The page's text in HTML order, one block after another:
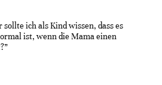
sollte ich als Kind wissen, dass es
ist, wenn die Mama einen